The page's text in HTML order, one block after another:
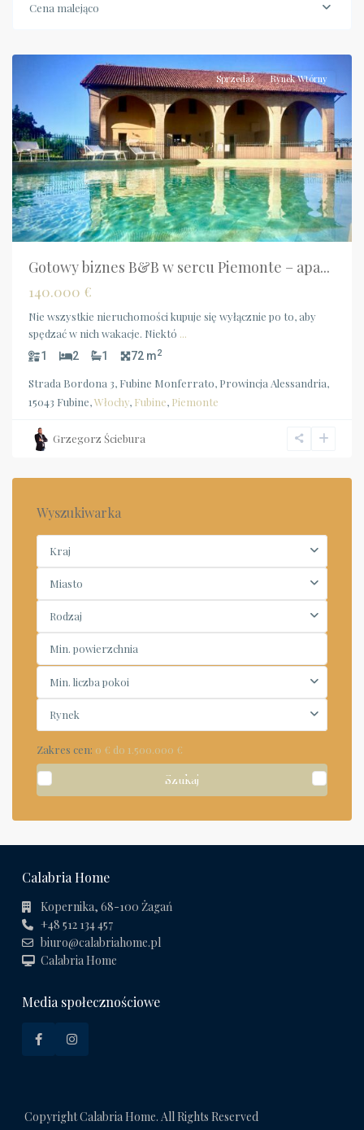
Cena malejąco
Sprzedaż Rynek Wtórny
Gotowy biznes B&B w sercu Piemonte – apa...
140.000 €
Nie wszystkie nieruchomości kupuje się wyłącznie po to, aby
spędzać w nich wakacje. Niektó ...
1 2 1 72 m2
Strada Bordona 3, Fubine Monferrato, Prowincja Alessandria,
15043 Fubine,Włochy, Fubine, Piemonte
Grzegorz Ściebura
Wyszukiwarka
Kraj
Miasto
Rodzaj
Min. liczba pokoi
Rynek
Zakres cen: 0 € do 1.500.000 €
Szukaj
Calabria Home
Kopernika, 68-100 Żagań
+48 512 134 457
biuro@calabriahome.pl
Calabria Home
Media społecznościowe
Copyright Calabria Home. All Rights Reserved